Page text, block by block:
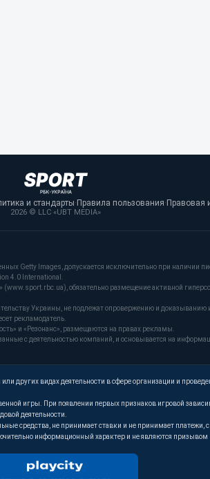
и стандарты· Правила пользования· Правовая
2026 © LLC «UBT MEDIA»
Getty Images, допускается исключительно при наличии
4.0 International.
обязательно размещение активной
Украины, не подлежат опровержению и доказыванию
рекламодатель.
и «Резонанс», размещаются на правах рекламы.
с деятельностью компаний, и основывается на
других видах деятельности в сфере организации и
игры. При появлении первых признаков игровой
деятельности.
средства, не принимает ставки и не принимает
информационный характер и не являются призывом